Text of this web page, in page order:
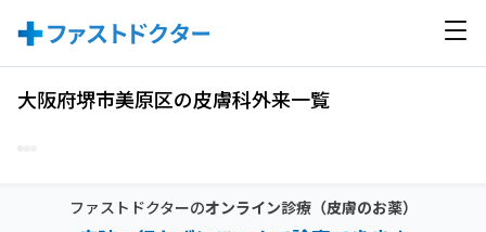
大阪府堺市美原区の皮膚科外来一覧
ファストドクターのオンライン診療（皮膚のお薬）